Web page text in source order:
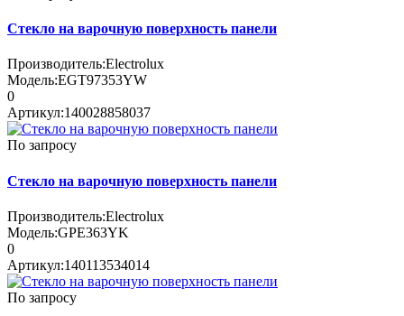
Стекло на варочную поверхность панели
Производитель:Electrolux
Модель:EGT97353YW
0
Артикул:140028858037
По запросу
Стекло на варочную поверхность панели
Производитель:Electrolux
Модель:GPE363YK
0
Артикул:140113534014
По запросу